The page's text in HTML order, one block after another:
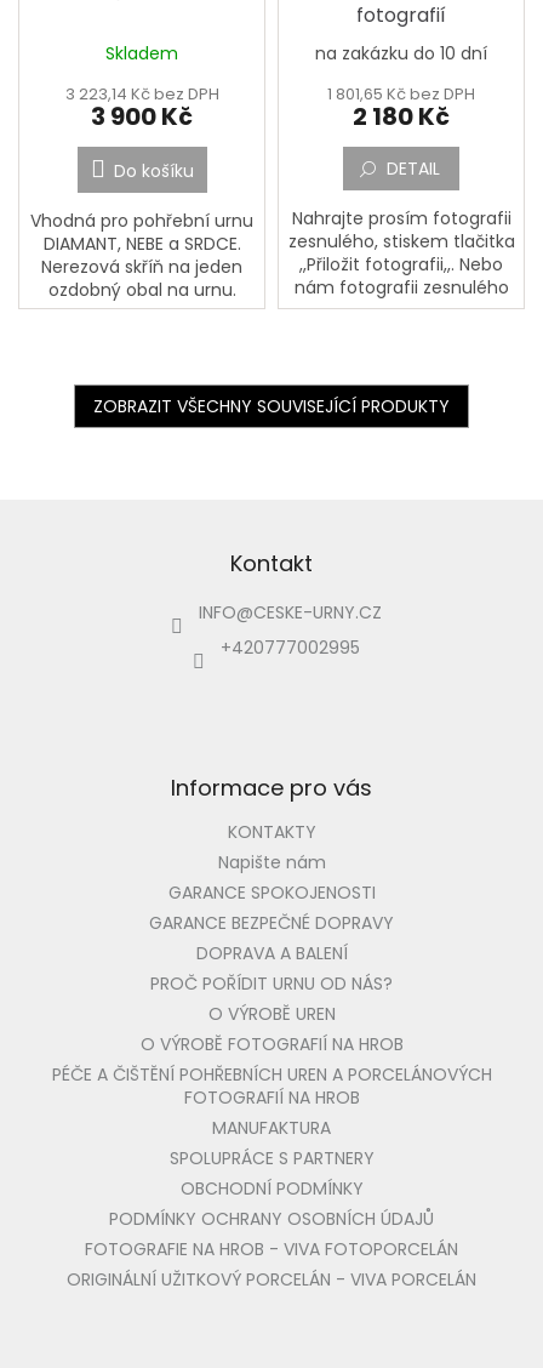
Skladem
3 223,14 Kč bez DPH
3 900 Kč
Do košíku
Vhodná pro pohřební urnu
DIAMANT, NEBE a SRDCE.
Nerezová skříň na jeden
ozdobný obal na urnu.
Skříňka se obvykle
zrcadlo....
fotografií
na zakázku do 10 dní
1 801,65 Kč bez DPH
2 180 Kč
DETAIL
Nahrajte prosím fotografii
zesnulého, stiskem tlačitka
,,Přiložit fotografii,,. Nebo
nám fotografii zesnulého
pošlete poštou na adresu:
133,...
ZOBRAZIT VŠECHNY SOUVISEJÍCÍ PRODUKTY
Kontakt
INFO@CESKE-URNY.CZ
+420777002995
Informace pro vás
KONTAKTY
Napište nám
GARANCE SPOKOJENOSTI
GARANCE BEZPEČNÉ DOPRAVY
DOPRAVA A BALENÍ
PROČ POŘÍDIT URNU OD NÁS?
O VÝROBĚ UREN
O VÝROBĚ FOTOGRAFIÍ NA HROB
PÉČE A ČIŠTĚNÍ POHŘEBNÍCH UREN A PORCELÁNOVÝCH
FOTOGRAFIÍ NA HROB
MANUFAKTURA
SPOLUPRÁCE S PARTNERY
OBCHODNÍ PODMÍNKY
PODMÍNKY OCHRANY OSOBNÍCH ÚDAJŮ
FOTOGRAFIE NA HROB - VIVA FOTOPORCELÁN
ORIGINÁLNÍ UŽITKOVÝ PORCELÁN - VIVA PORCELÁN